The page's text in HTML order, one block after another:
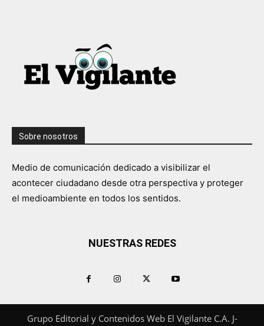
Sobre nosotros
Medio de comunicación dedicado a visibilizar el
acontecer ciudadano desde otra perspectiva y proteger
el medioambiente en todos los sentidos.
NUESTRAS REDES
Grupo Editorial y Contenidos Web El Vigilante C.A. J-